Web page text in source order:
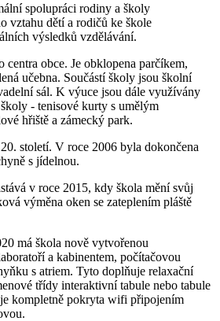
spolupráci rodiny a školy
vztahu dětí a rodičů ke škole
výsledků vzdělávání.
centra obce. Je obklopena parčíkem,
učebna. Součástí školy jsou školní
sál. K výuce jsou dále využívány
- tenisové kurty s umělým
hřiště a zámecký park.
století. V roce 2006 byla dokončena
s jídelnou.
v roce 2015, kdy škola mění svůj
výměna oken se zateplením pláště
má škola nově vytvořenou
a kabinentem, počítačovou
s atriem. Tyto doplňuje relaxační
třídy interaktivní tabule nebo tabule
kompletně pokryta wifi připojením